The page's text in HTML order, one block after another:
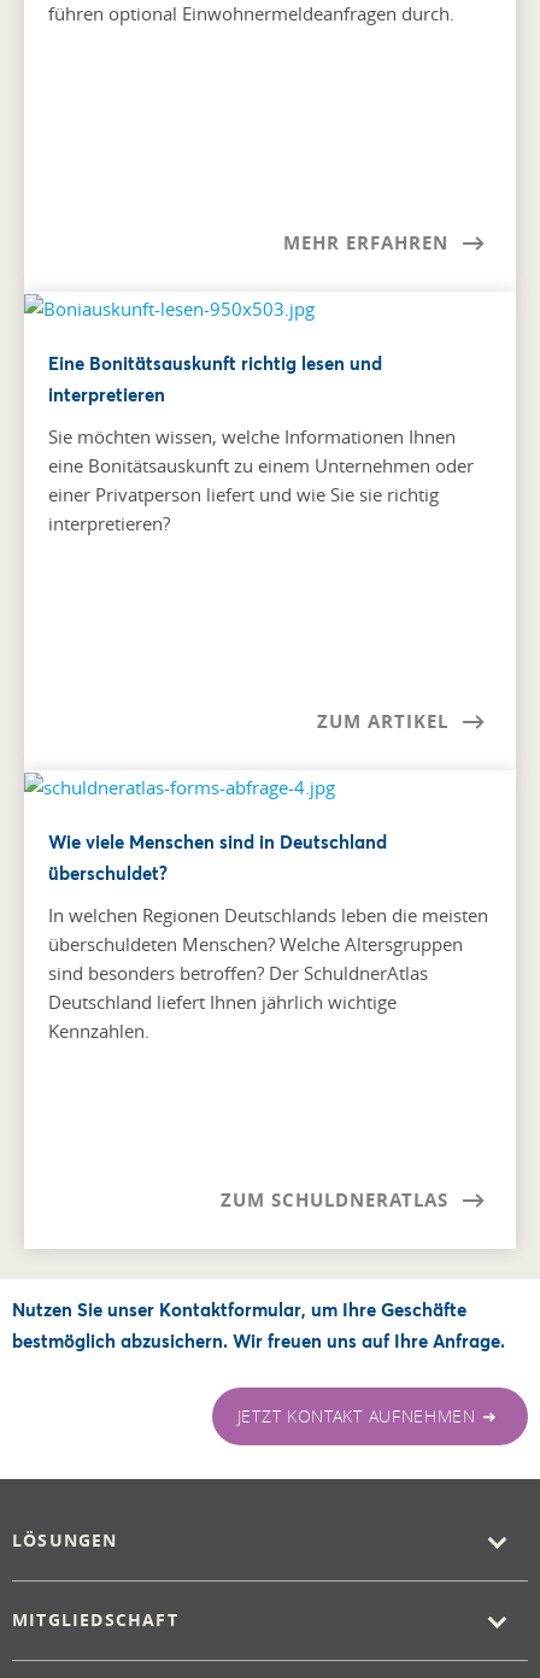
führen optional Einwohnermeldeanfragen durch.
MEHR ERFAHREN
Eine Bonitätsauskunft richtig lesen und
interpretieren
Sie möchten wissen, welche Informationen Ihnen
eine Bonitätsauskunft zu einem Unternehmen oder
einer Privatperson liefert und wie Sie sie richtig
interpretieren?
ZUM ARTIKEL
Wie viele Menschen sind in Deutschland
überschuldet?
In welchen Regionen Deutschlands leben die meisten
überschuldeten Menschen? Welche Altersgruppen
sind besonders betroffen? Der SchuldnerAtlas
Deutschland liefert Ihnen jährlich wichtige
Kennzahlen.
ZUM SCHULDNERATLAS
Nutzen Sie unser Kontaktformular, um Ihre Geschäfte
bestmöglich abzusichern. Wir freuen uns auf Ihre Anfrage.
JETZT KONTAKT AUFNEHMEN ➜
LÖSUNGEN
MITGLIEDSCHAFT